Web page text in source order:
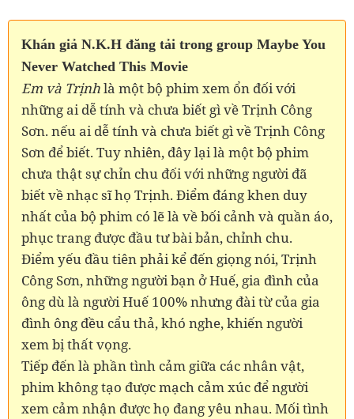
Khán giả N.K.H đăng tải trong group Maybe You
Never Watched This Movie
Em và Trịnhlà một bộ phim xem ổn đối với
những ai dễ tính và chưa biết gì về Trịnh Công
Sơn. nếu ai dễ tính và chưa biết gì về Trịnh Công
Sơn để biết. Tuy nhiên, đây lại là một bộ phim
chưa thật sự chỉn chu đối với những người đã
biết về nhạc sĩ họ Trịnh. Điểm đáng khen duy
nhất của bộ phim có lẽ là về bối cảnh và quần áo,
phục trang được đầu tư bài bản, chỉnh chu.
Điểm yếu đầu tiên phải kể đến giọng nói, Trịnh
Công Sơn, những người bạn ở Huế, gia đình của
ông dù là người Huế 100% nhưng đài từ của gia
đình ông đều cẩu thả, khó nghe, khiến người
xem bị thất vọng.
Tiếp đến là phần tình cảm giữa các nhân vật,
phim không tạo được mạch cảm xúc để người
xem cảm nhận được họ đang yêu nhau. Mối tình